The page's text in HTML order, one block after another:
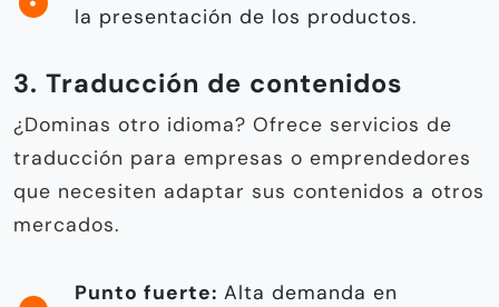
la presentación de los productos.
3. Traducción de contenidos
¿Dominas otro idioma? Ofrece servicios de
traducción para empresas o emprendedores
que necesiten adaptar sus contenidos a otros
mercados.
Punto fuerte: Alta demanda en